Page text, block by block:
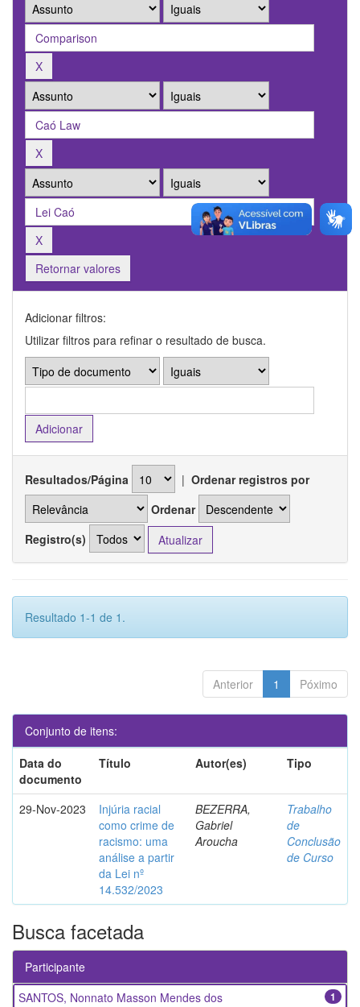
Retornar valores
Adicionar filtros:
Utilizar filtros para refinar o resultado de busca.
Resultados/Página | Ordenar registros por
Ordenar
Registro(s)
Resultado 1-1 de 1.
Anterior 1 Póximo
Conjunto de itens:
Data do
documento
Título Autor(es) Tipo
29-Nov-2023
Injúria racial
como crime de
racismo: uma
análise a partir
da Lei nº
14.532/2023
BEZERRA,
Gabriel
Aroucha
Trabalho
de
Conclusão
de Curso
Busca facetada
Participante
1
SANTOS, Nonnato Masson Mendes dos